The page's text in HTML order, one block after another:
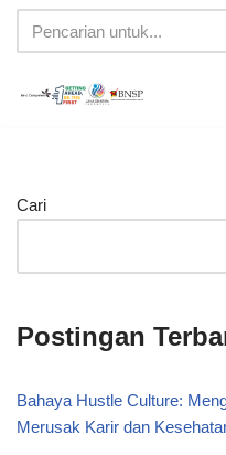
Lompat
Cari
Postingan
Bahaya Hustle Culture:
Merusak Karir dan